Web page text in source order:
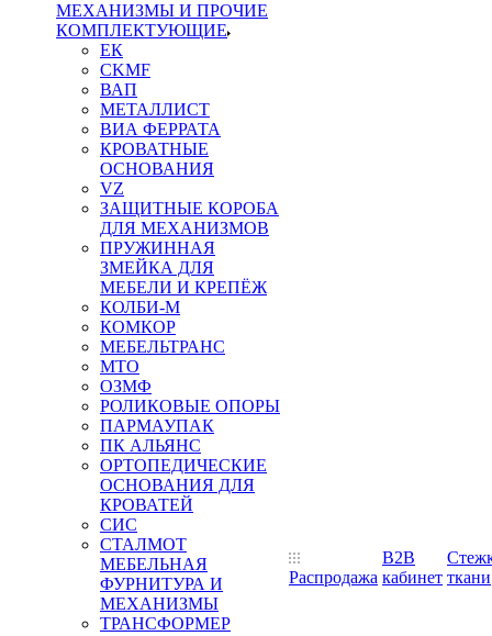
МЕХАНИЗМЫ И ПРОЧИЕ
КОМПЛЕКТУЮЩИЕ
ЕК
CKMF
ВАП
МЕТАЛЛИСТ
ВИА ФЕРРАТА
КРОВАТНЫЕ
ОСНОВАНИЯ
VZ
ЗАЩИТНЫЕ КОРОБА
ДЛЯ МЕХАНИЗМОВ
ПРУЖИННАЯ
ЗМЕЙКА ДЛЯ
МЕБЕЛИ И КРЕПЁЖ
КОЛБИ-М
КОМКОР
МЕБЕЛЬТРАНС
MTO
ОЗМФ
РОЛИКОВЫЕ ОПОРЫ
ПАРМАУПАК
ПК АЛЬЯНС
ОРТОПЕДИЧЕСКИЕ
ОСНОВАНИЯ ДЛЯ
КРОВАТЕЙ
СИС
СТАЛМОТ
МЕБЕЛЬНАЯ
ФУРНИТУРА И
МЕХАНИЗМЫ
ТРАНСФОРМЕР
Распродажа
B2B
кабинет ткани